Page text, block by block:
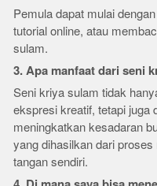
Pemula dapat mulai
tutorial online, atau
sulam.
3. Apa manfaat dari seni
Seni kriya sulam tidak
ekspresi kreatif, tetapi juga
meningkatkan kesadaran
yang dihasilkan dari
tangan sendiri.